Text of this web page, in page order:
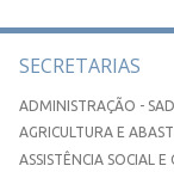
SECRETARIAS
ADMINISTRAÇÃO - SAD
AGRICULTURA E
ASSISTÊNCIA SOCIAL